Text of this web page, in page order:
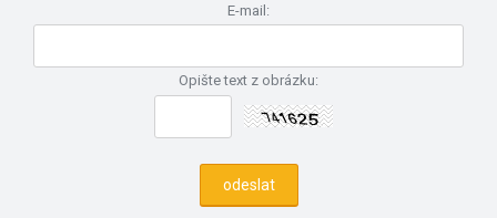
E-mail:
Opište text z obrázku: